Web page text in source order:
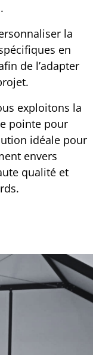
la
en
de l’adapter
exploitons la
pointe pour
idéale pour
envers
qualité et